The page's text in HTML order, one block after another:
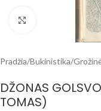
Spustelėkite,
Pradžia/Bukinistika/
DŽONAS
TOMAS)